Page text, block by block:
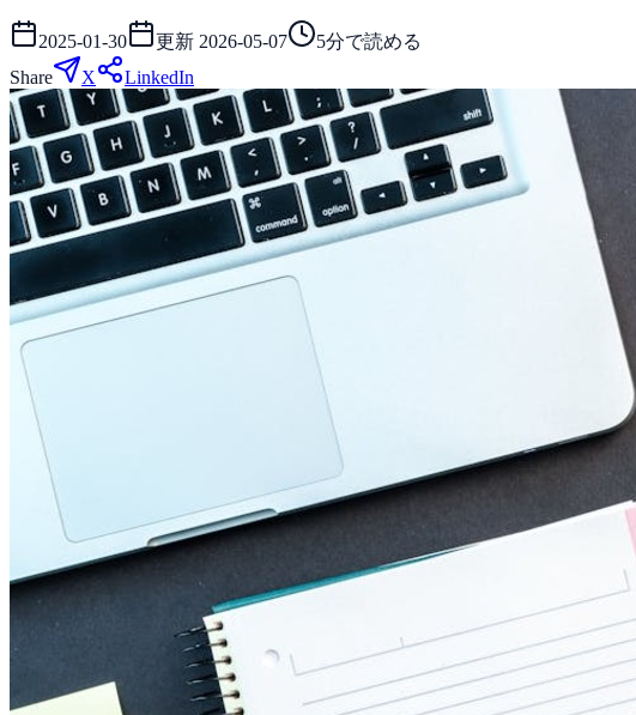
2025-01-30 更新 2026-05-07 5分で読める
Share
X LinkedIn